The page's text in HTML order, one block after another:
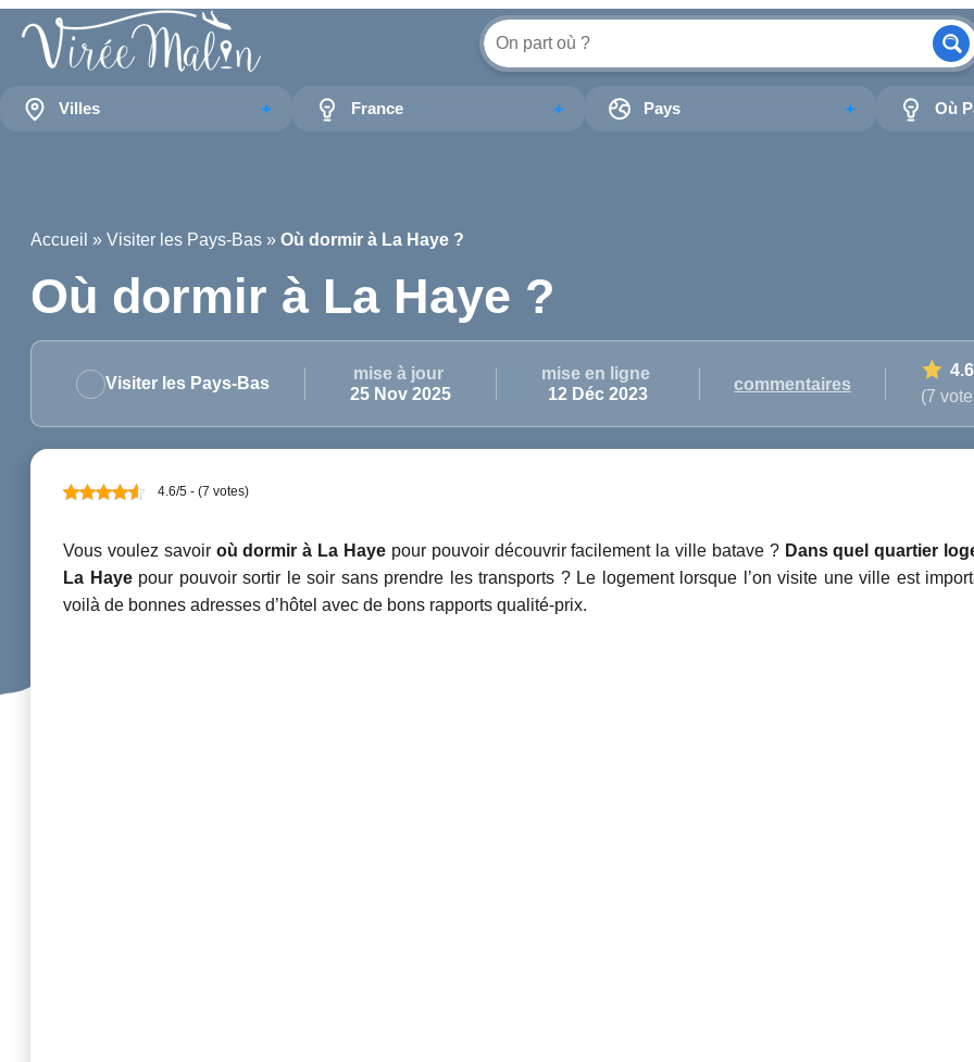
Villes France Pays Où
Accueil » Visiter les Pays-Bas » Où dormir à La Haye ?
Où dormir à La Haye ?
Visiter les Pays-Bas
mise à jour
25 Nov 2025
mise en ligne
12 Déc 2023
commentaires
4.6
(7
4.6/5 - (7 votes)
Vous voulez savoir où dormir à La Hayepour pouvoir découvrir facilement la ville batave ? Dans quel quartier
La Hayepour pouvoir sortir le soir sans prendre les transports ? Le logement lorsque l’on visite une ville est
voilà de bonnes adresses d’hôtel avec de bons rapports qualité-prix.